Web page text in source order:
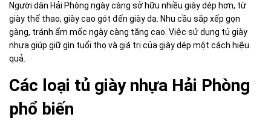
Người dân Hải Phòng ngày càng sở hữu nhiều giày dép hơn, từ
giày thể thao, giày cao gót đến giày da. Nhu cầu sắp xếp gọn
gàng, tránh ẩm mốc ngày càng tăng cao. Việc sử dụng tủ giày
nhựa giúp giữ gìn tuổi thọ và giá trị của giày dép một cách hiệu
quả.
Các loại tủ giày nhựa Hải Phòng
phổ biến